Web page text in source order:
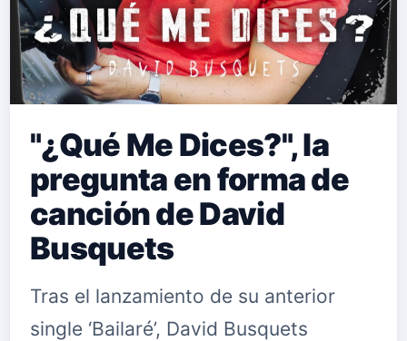
"¿Qué Me Dices?", la
pregunta en forma de
canción de David
Busquets
Tras el lanzamiento de su anterior
single ‘Bailaré’, David Busquets